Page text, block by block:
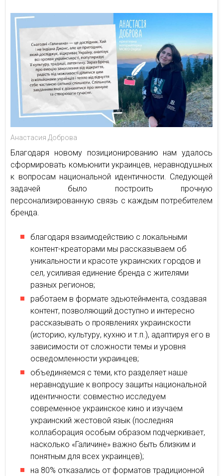
Анастасия Доброва
Благодаря новому позиционированию нам удалось
сформировать комьюнити украинцев, неравнодушных
к вопросам национальной идентичности. Следующей
задачей было построить прочную
персонализированную связь с каждым потребителем
бренда.
благодаря взаимодействию с локальными
контент-креаторами мы рассказываем об
уникальности и красоте украинских городов и
сел, усиливая единение бренда с жителями
разных регионов;
работаем в формате эдьютейнмента, создавая
контент, позволяющий доступно и интересно
рассказывать о проявлениях украинскости
(историю, культуру, кухню и т.п.), адаптируя его в
зависимости от сложности темы и уровня
осведомленности украинцев;
объединяемся с теми, кто разделяет наше
неравнодушие к вопросу защиты национальной
идентичности: совместно исследуем
современное украинское кино и изучаем
украинский жестовой язык (последняя
коллаборация особым образом подчеркивает,
насколько «Галичине» важно быть близким и
понятным для всех украинцев);
на 80% отказались от форматов традиционной